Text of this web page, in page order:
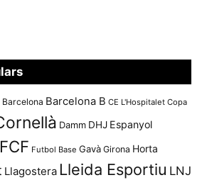
Barcelona Barcelona B CE L'Hospitalet Copa
Damm DHJ Espanyol
FCF Futbol Base Gavà Girona Horta
Llagostera Lleida Esportiu LNJ